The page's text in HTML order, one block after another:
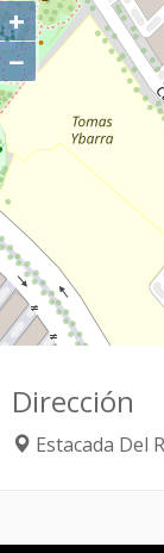
+
−
Dirección
Estacada Del